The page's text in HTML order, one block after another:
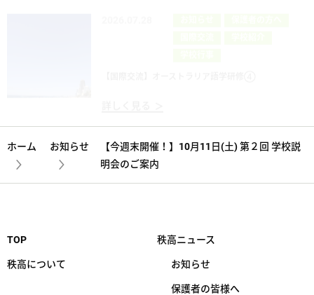
ホーム お知らせ
【今週末開催！】10月11日(土) 第２回 学校説
明会のご案内
TOP
秩高について
秩高ニュース
お知らせ
保護者の皆様へ